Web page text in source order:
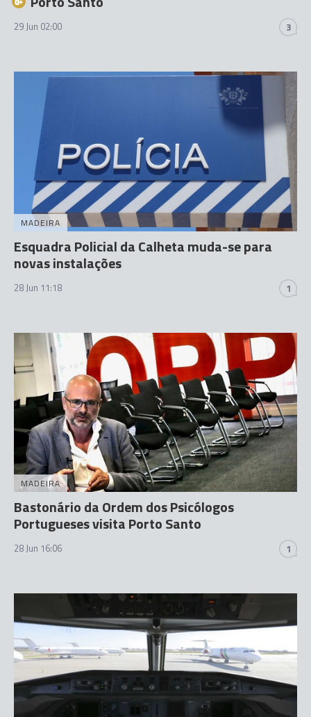
29 Jun 02:00 3
MADEIRA
Esquadra Policial da Calheta muda-se para
novas instalações
28 Jun 11:18 1
MADEIRA
Bastonário da Ordem dos Psicólogos
Portugueses visita Porto Santo
28 Jun 16:06 1